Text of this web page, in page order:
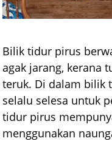
Bilik tidur pirus
agak jarang, kerana
teruk. Di dalam bilik
selalu selesa untuk
tidur pirus
menggunakan